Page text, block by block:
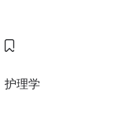
护理学